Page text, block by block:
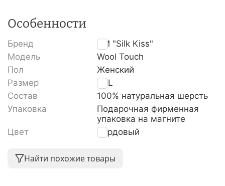
Особенности
Бренд
TM "Silk Kiss"
Модель
Wool Touch
Пол
Женский
Размер
XXL
Состав
100% натуральная шерсть
Упаковка
Подарочная фирменная
упаковка на магните
Цвет
Бордовый
Найти похожие товары